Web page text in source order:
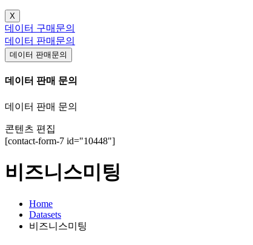
X
데이터 구매문의
데이터 판매문의
데이터 판매문의
데이터 판매 문의
데이터 판매 문의
콘텐츠 편집
[contact-form-7 id="10448"]
비즈니스미팅
Home
Datasets
비즈니스미팅